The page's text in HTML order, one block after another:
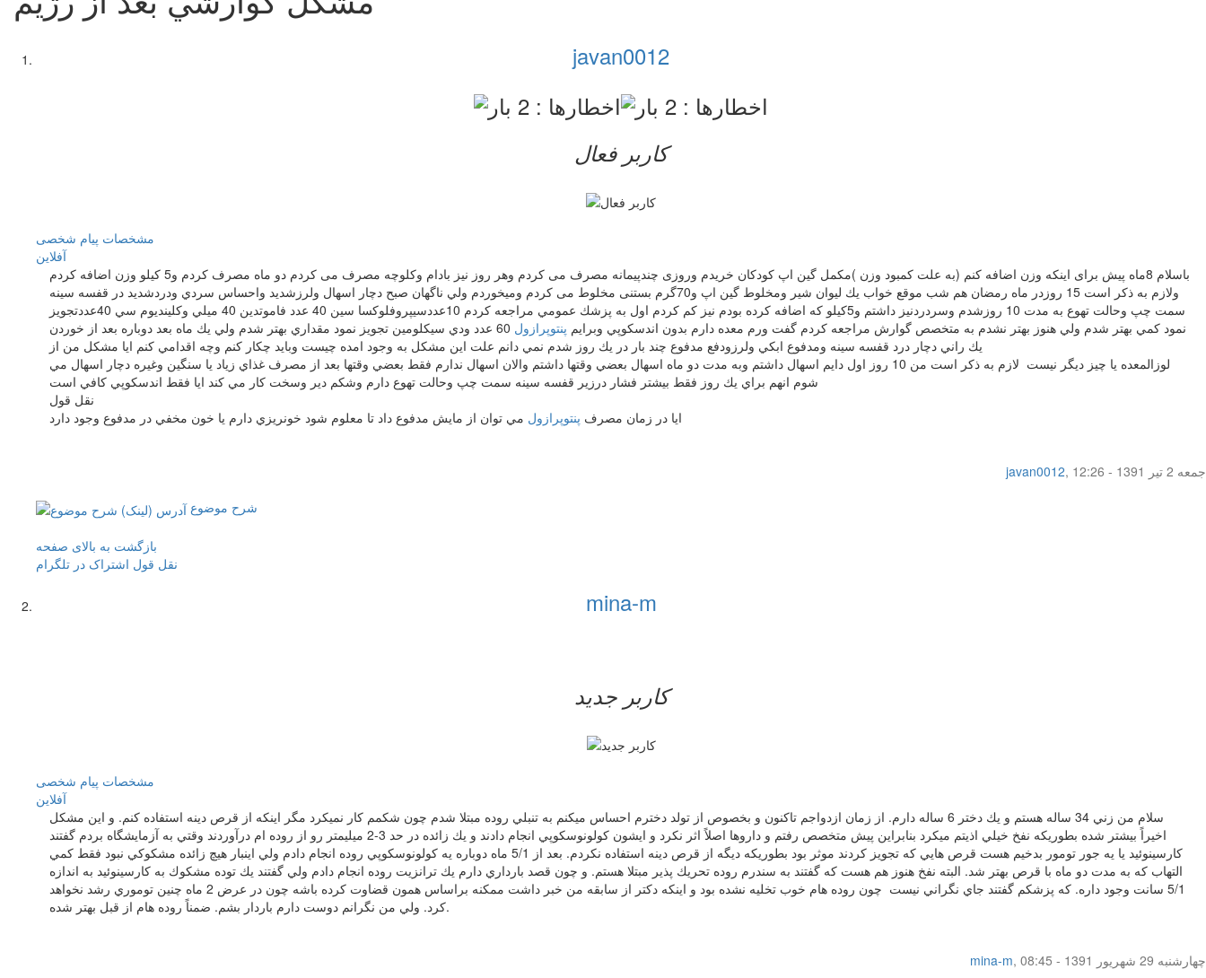
javan0012
کاربر فعال
مشخصات پیام شخصی
آفلاين
باسلام 8ماه پیش برای اینكه وزن اضافه كنم (به علت كمبود وزن )مكمل گین اپ كودكان خریدم وروزی چندپیمانه مصرف می كردم وهر روز نیز بادام وكلوچه مصرف می كردم دو ماه مصرف كردم و5 كیلو وزن اضافه كردم
ولازم به ذكر است 15 روزدر ماه رمضان هم شب موقع خواب یك لیوان شیر ومخلوط گین اپ و70گرم بستنی مخلوط می كردم ومیخوردم ولي ناگهان صبح دچار اسهال ولرزشديد واحساس سردي ودردشديد در قفسه سينه
سمت چپ وحالت تهوع به مدت 10 روزشدم وسردردنيز داشتم و5كيلو كه اضافه كرده بودم نيز كم كردم اول به پزشك عمومي مراجعه كردم 10عددسیپروفلوكسا سین 40 عدد فاموتدين 40 ميلي وكلينديوم سي 40عددتجويز
نمود كمي بهتر شدم ولي هنوز بهتر نشدم به متخصص گوارش مراجعه كردم گفت ورم معده دارم بدون اندسكوپي وبرايم پنتوپرازول
60 عدد ودي سيكلومين تجويز نمود مقداري بهتر شدم ولي يك ماه بعد دوباره بعد از خوردن
يك راني دچار درد قفسه سينه ومدفوع ابكي ولرزودفع مدفوع چند بار در يك روز شدم نمي دانم علت اين مشكل به وجود امده چيست وبايد چكار كنم وچه اقدامي كنم ايا مشكل من از
لوزالمعده يا چيز ديگر نيست لازم به ذكر است من 10 روز اول دايم اسهال داشتم وبه مدت دو ماه اسهال بعضي وقتها داشتم والان اسهال ندارم فقط بعضي وقتها بعد از مصرف غذاي زياد يا سنگين وغيره دچار اسهال مي
شوم انهم براي يك روز فقط بيشتر فشار درزير قفسه سينه سمت چپ وحالت تهوع دارم وشكم دير وسخت كار مي كند ايا فقط اندسكوپي كافي است
نقل قول
ايا در زمان مصرف پنتوپرازول مي توان از مايش مدفوع داد تا معلوم شود خونريزي دارم يا خون مخفي در مدفوع وجود دارد
javan0012,
جمعه 2 تیر 1391 - 12:26
شرح موضوع
بازگشت به بالای صفحه
نقل قول اشتراک در تلگرام
mina-m
کاربر جدید
مشخصات پیام شخصی
آفلاين
سلام من زني 34 ساله هستم و يك دختر 6 ساله دارم. از زمان ازدواجم تاكنون و بخصوص از تولد دخترم احساس ميكنم به تنبلي روده مبتلا شدم چون شكمم كار نميكرد مگر اينكه از قرص دينه استفاده كنم. و اين مشكل
اخيراً بيشتر شده بطوريكه نفخ خيلي اذيتم ميكرد بنابراين پيش متخصص رفتم و داروها اصلاً اثر نكرد و ايشون كولونوسكوپي انجام دادند و يك زائده در حد 3-2 ميليمتر رو از روده ام درآوردند وقتي به آزمايشگاه بردم گفتند
كارسينوئيد يا يه جور تومور بدخيم هست قرص هايي كه تجويز كردند موثر بود بطوريكه ديگه از قرص دينه استفاده نكردم. بعد از 5/1 ماه دوباره يه كولونوسكوپي روده انجام دادم ولي اينبار هيچ زائده مشكوكي نبود فقط كمي
التهاب كه به مدت دو ماه با قرص بهتر شد. البته نفخ هنوز هم هست كه گفتند به سندرم روده تحريك پذير مبتلا هستم. و چون قصد بارداري دارم يك ترانزيت روده انجام دادم ولي گفتند يك توده مشكوك به كارسينوئيد به اندازه
5/1 سانت وجود داره. كه پزشكم گفتند جاي نگراني نيست چون روده هام خوب تخليه نشده بود و اينكه دكتر از سابقه من خبر داشت ممكنه براساس همون قضاوت كرده باشه چون در عرض 2 ماه چنين توموري رشد نخواهد
كرد. ولي من نگرانم دوست دارم باردار بشم. ضمناً روده هام از قبل بهتر شده.
mina-m,
چهار‌شنبه 29 شهریور 1391 - 08:45